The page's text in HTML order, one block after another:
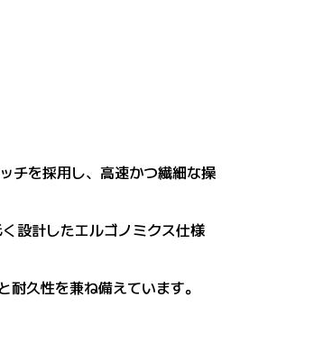
を採用し、高速かつ繊細な操
設計したエルゴノミクス仕様
久性を兼ね備えています。